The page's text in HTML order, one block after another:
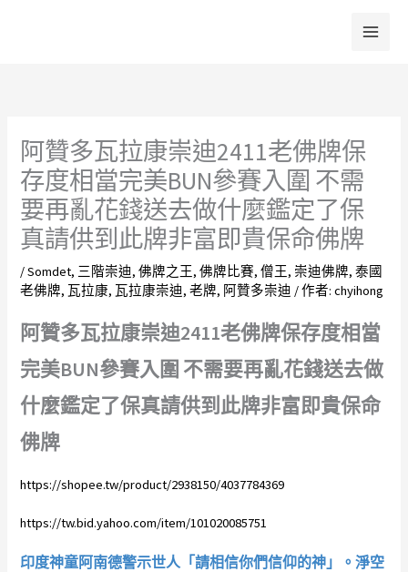
阿贊多瓦拉康崇迪2411老佛牌保
存度相當完美BUN參賽入圍 不需
要再亂花錢送去做什麼鑑定了保
真請供到此牌非富即貴保命佛牌
/Somdet, 三階崇迪,佛牌之王,佛牌比賽,僧王, 崇迪佛牌,泰國
老佛牌, 瓦拉康, 瓦拉康崇迪,老牌, 阿贊多崇迪 / 作者:chyihong
阿贊多瓦拉康崇迪2411老佛牌保存度相當
完美BUN參賽入圍 不需要再亂花錢送去做
什麼鑑定了保真請供到此牌非富即貴保命
佛牌
https://shopee.tw/product/2938150/4037784369
https://tw.bid.yahoo.com/item/101020085751
印度神童阿南德警示世人「請相信你們信仰的神」。淨空